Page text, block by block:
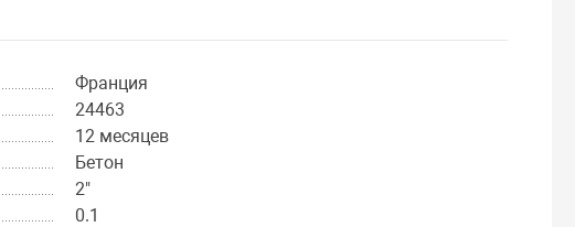
Франция
24463
12 месяцев
Бетон
2"
0.1